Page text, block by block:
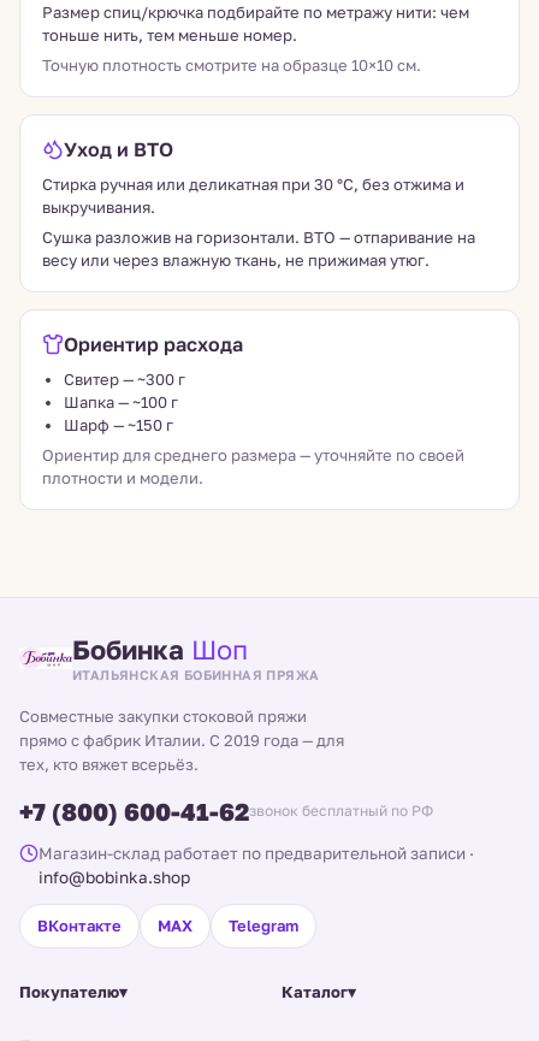
Размер спиц/крючка подбирайте по метражу нити: чем
тоньше нить, тем меньше номер.
Точную плотность смотрите на образце 10×10 см.
Уход и ВТО
Стирка ручная или деликатная при 30 °C, без отжима и
выкручивания.
Сушка разложив на горизонтали. ВТО — отпаривание на
весу или через влажную ткань, не прижимая утюг.
Ориентир расхода
Свитер — ~300 г
Шапка — ~100 г
Шарф — ~150 г
Ориентир для среднего размера — уточняйте по своей
плотности и модели.
Бобинка Шоп
ИТАЛЬЯНСКАЯ БОБИННАЯ ПРЯЖА
Совместные закупки стоковой пряжи
прямо с фабрик Италии. С 2019 года — для
тех, кто вяжет всерьёз.
+7 (800) 600-41-62звонок бесплатный по РФ
Магазин-склад работает по предварительной записи ·
info@bobinka.shop
ВКонтакте MAX Telegram
Покупателю▾ Каталог▾